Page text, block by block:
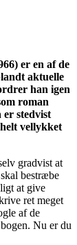
er en af de
aktuelle
han igen
roman
stedvist
vellykket
gradvist at
bestræbe
at give
ret meget
af de
Nu er du